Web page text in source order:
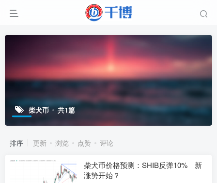
柴犬币 共1篇
排序 更新 浏览 点赞 评论
柴犬币价格预测：SHIB反弹10% 新
涨势开始？